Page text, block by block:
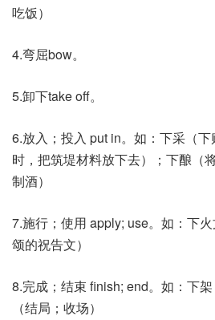
吃饭）
4.弯屈bow。
5.卸下take off。
6.放入；投入 put in。如：下采（
时，把筑堤材料放下去）；下酿（
制酒）
7.施行；使用 apply; use。如：下
颂的祝告文）
8.完成；结束 finish; end。如：下
（结局；收场）